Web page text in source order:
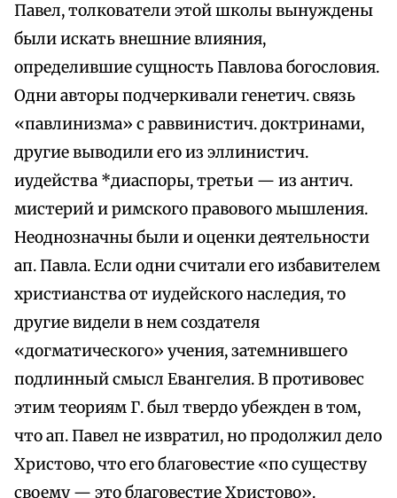
Павел, толкователи этой школы вынуждены
были искать внешние влияния,
определившие сущность Павлова богословия.
Одни авторы подчеркивали генетич. связь
«павлинизма» с раввинистич. доктринами,
другие выводили его из эллинистич.
иудейства *диаспоры, третьи — из антич.
мистерий и римского правового мышления.
Неоднозначны были и оценки деятельности
ап. Павла. Если одни считали его избавителем
христианства от иудейского наследия, то
другие видели в нем создателя
«догматического» учения, затемнившего
подлинный смысл Евангелия. В противовес
этим теориям Г. был твердо убежден в том,
что ап. Павел не извратил, но продолжил дело
Христово, что его благовестие «по существу
своему — это благовестие Христово».